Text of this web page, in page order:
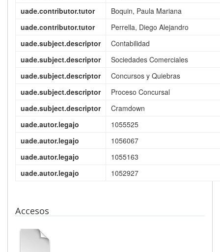
uade.contributor.tutor
Boquin, Paula Mariana
uade.contributor.tutor
Perrella, Diego Alejandro
uade.subject.descriptor
Contabilidad
uade.subject.descriptor
Sociedades Comerciales
uade.subject.descriptor
Concursos y Quiebras
uade.subject.descriptor
Proceso Concursal
uade.subject.descriptor
Cramdown
uade.autor.legajo
1055525
uade.autor.legajo
1056067
uade.autor.legajo
1055163
uade.autor.legajo
1052927
Accesos